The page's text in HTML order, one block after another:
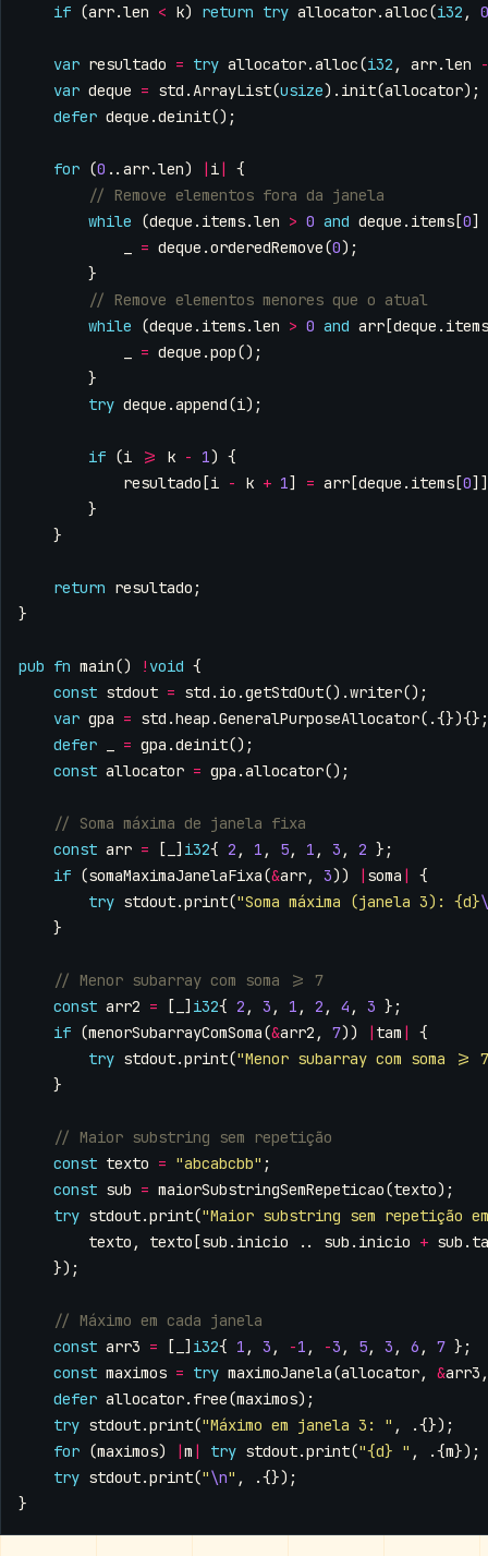
if (arr.len < k) return try allocator.alloc(i32 , 0
var resultado = try allocator.alloc(i32 , arr.len
-
var deque = std .ArrayList(usize). init(allocator);
defer deque .deinit();
for (0 .. arr.len) | i|
{
while
(deque . items.len > 0 and deque . items [0]
= deque .orderedRemove(0);
}
while
(deque . items.len > 0 and arr [deque . items
= deque .pop();
}
try deque .append(i);
if (i >= k - 1) {
resultado [i - k + 1] = arr [deque . items [0
}
}
return resultado ;
}
pub fn main() ! void {
const stdout = std . io .getStdOut().writer();
var gpa = std .heap .GeneralPurposeAllocator(.{}){};
defer
= gpa .deinit();
const allocator = gpa .allocator();
const arr = [ ] i32{ 2 , 1 , 5, 1 , 3 , 2 };
if (somaMaximaJanelaFixa(&arr, 3)) | soma |
{
try stdout.print("Soma máxima (janela 3): {d}
}
const arr2 = [ ] i32{ 2 , 3 , 1 , 2 , 4 , 3 };
if (menorSubarrayComSoma(&arr2 , 7)) | tam |
{
try stdout.print("Menor subarray com soma
}
const texto = "abcabcbb" ;
const sub = maiorSubstringSemRepeticao(texto);
try stdout.print("Maior substring sem repetição
texto , texto [sub . inicio .. sub . inicio + sub .
});
const arr3 = [ ] i32{ 1 , 3 , -1 , -3 , 5, 3 , 6 , 7 };
const maximos = try maximoJanela(allocator, &arr3 ,
defer allocator. free(maximos);
try stdout.print("Máximo em janela 3: " ,
.{});
for (maximos) |m | try stdout.print("{d} " , .{m});
try stdout.print("\n" ,
.{});
}